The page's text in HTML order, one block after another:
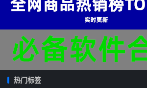
热门标签